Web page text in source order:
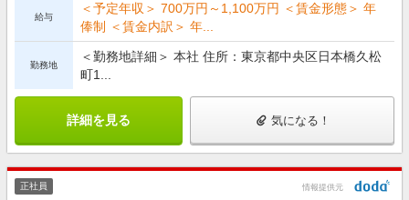
給与
＜予定年収＞ 700万円～1,100万円 ＜賃金形態＞ 年
俸制 ＜賃金内訳＞ 年...
勤務地
＜勤務地詳細＞ 本社 住所：東京都中央区日本橋久松
町1...
詳細を見る 気になる！
正社員 情報提供元